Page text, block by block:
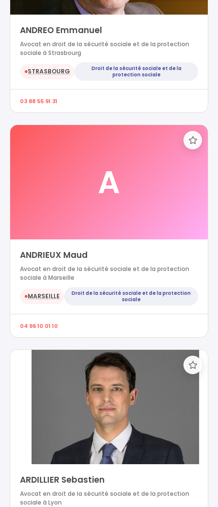
ANDREO Emmanuel
Avocat en droit de la sécurité sociale et de la protection
sociale à Strasbourg
●STRASBOURG
Droit de la sécurité sociale et de la
protection sociale
03 88 55 91 31
A
ANDRIEUX Maud
Avocat en droit de la sécurité sociale et de la protection
sociale à Marseille
●MARSEILLE
Droit de la sécurité sociale et de la protection
sociale
04 96 10 01 10
ARDILLIER Sebastien
Avocat en droit de la sécurité sociale et de la protection
sociale à Lyon